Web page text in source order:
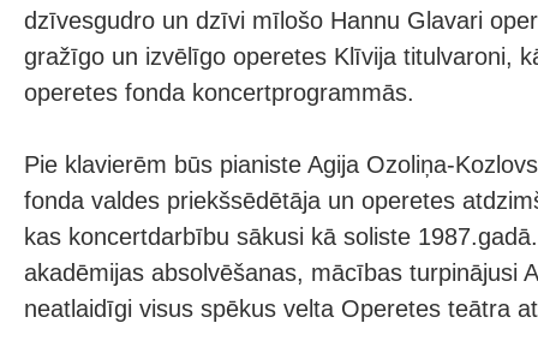
dzīvesgudro un dzīvi mīlošo Hannu Glavari
gražīgo un izvēlīgo operetes Klīvija titulvaroni,
operetes fonda koncertprogrammās.
Pie klavierēm būs pianiste Agija Ozoliņa-
fonda valdes priekšsēdētāja un operetes
kas koncertdarbību sākusi kā soliste
akadēmijas absolvēšanas, mācības turpinājusi
neatlaidīgi visus spēkus velta Operetes teātra